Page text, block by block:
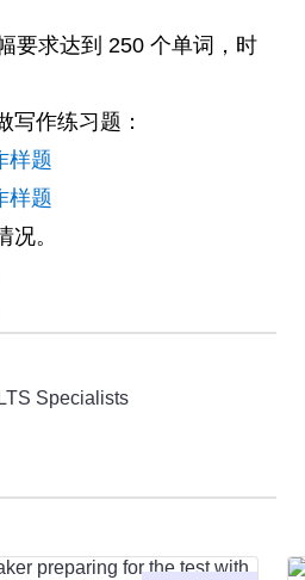
要求达到 250 个单词，时
写作练习题：
样题
样题
。
Specialists